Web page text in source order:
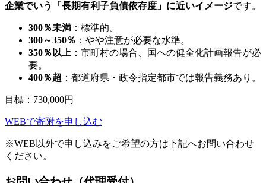
企業でいう「長期有利子負債依存度」に近いイメージです。
300％未満 ：標準的。
300～350％ ：やや注意が必要な水準。
350％以上 ：市町村の場合、国への健全化計画報告が必
要。
400％超 ：都道府県・政令指定都市では報告義務あり。
目標： 730,000円
WEBで寄附を申し込む
※WEB以外で申し込みをご希望の方は下記へお問い合わせ
ください。